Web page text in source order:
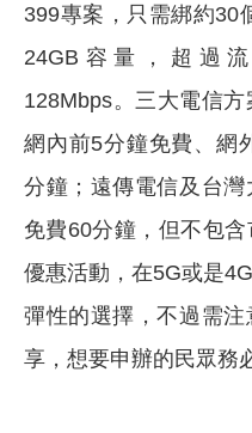
399專案，只需綁約30
24GB容量，超過
128Mbps。三大電信
網內前5分鐘免費、網
分鐘；遠傳電信及台
免費60分鐘，但不包
優惠活動，在5G或是
彈性的選擇，不過需
享，想要申辦的民眾務